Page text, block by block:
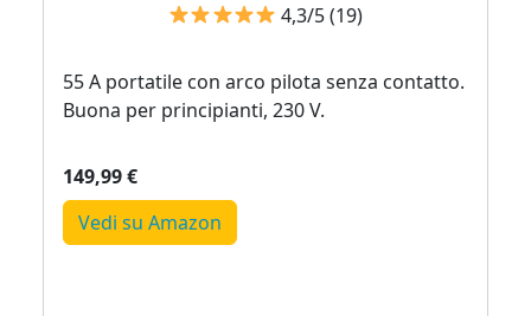
4,3/5 (19)
55 A portatile con arco pilota senza contatto.
Buona per principianti, 230 V.
149,99 €
Vedi su Amazon